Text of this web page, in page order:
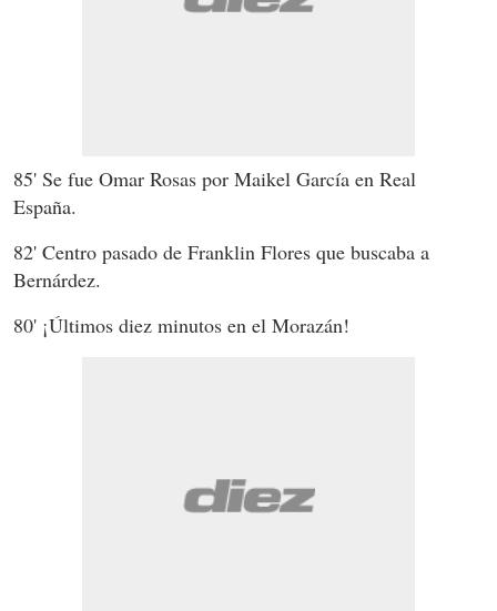
85' Se fue Omar Rosas por Maikel García en Real
España.
82' Centro pasado de Franklin Flores que buscaba a
Bernárdez.
80' ¡Últimos diez minutos en el Morazán!